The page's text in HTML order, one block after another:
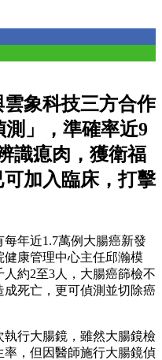
象科技三方合作
測」，準確率近9
識瘜肉，獲衛福
加入臨床，打擊
年近1.7萬例大腸癌新發
康管理中心主任邱瀚模
約2至3人，大腸癌篩檢不
死亡，更可偵測並切除癌
行大腸鏡，雖然大腸鏡檢
，但因醫師施行大腸鏡偵